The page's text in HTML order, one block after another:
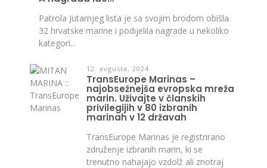
Patrola Jutarnjeg lista je sa svojim brodom obišla
32 hrvatske marine i podijelila nagrade u nekoliko
kategori...
12. avgusta, 2024
TransEurope Marinas –
najobsežnejša evropska mreža
marin. Uživajte v članskih
privilegijih v 80 izbranih
marinah v 12 državah
TransEurope Marinas je registrirano
združenje izbranih marin, ki se
trenutno nahajajo vzdolž ali znotraj